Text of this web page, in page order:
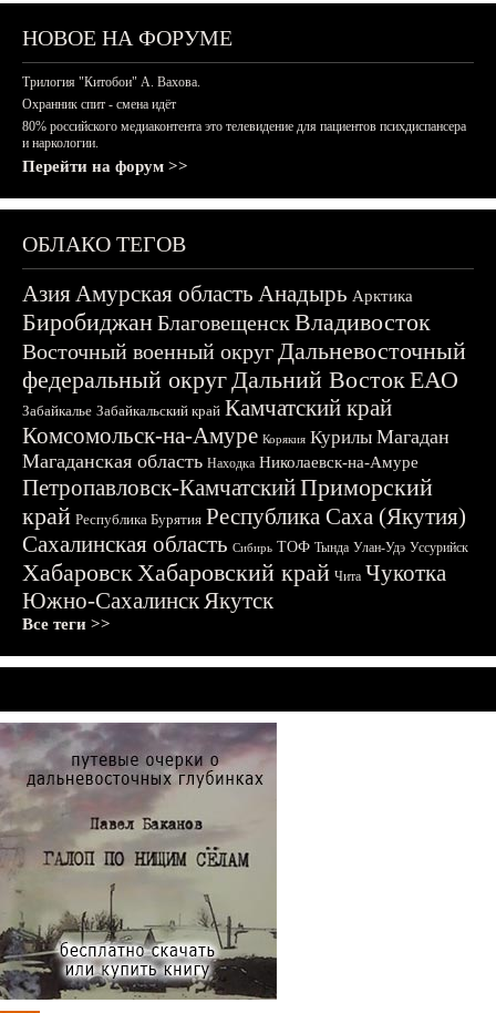
НОВОЕ НА ФОРУМЕ
Трилогия "Китобои" А. Вахова.
Охранник спит - смена идёт
80% российского медиаконтента это телевидение для пациентов психдиспансера
и наркологии.
Перейти на форум >>
ОБЛАКО ТЕГОВ
АзияАмурская область Анадырь Арктика
БиробиджанБлаговещенскВладивосток
Восточный военный округДальневосточный
федеральный округДальний ВостокЕАО
Забайкалье Забайкальский край Камчатский край
Комсомольск-на-Амуре Корякия Курилы Магадан
Магаданская область Находка Николаевск-на-Амуре
Петропавловск-КамчатскийПриморский
край Республика Бурятия Республика Саха (Якутия)
Сахалинская область Сибирь ТОФ Тында Улан-Удэ Уссурийск
ХабаровскХабаровский край Чита Чукотка
Южно-СахалинскЯкутск
Все теги >>